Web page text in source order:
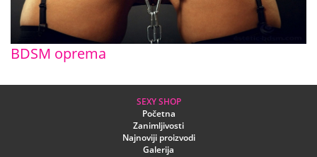
BDSM oprema
SEXY SHOP
Početna
Zanimljivosti
Najnoviji proizvodi
Galerija